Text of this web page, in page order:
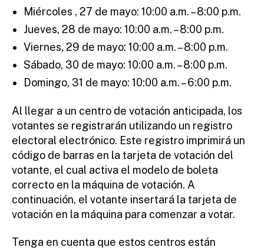
Miércoles , 27 de mayo: 10:00 a.m. – 8:00 p.m.
Jueves, 28 de mayo: 10:00 a.m. – 8:00 p.m.
Viernes, 29 de mayo: 10:00 a.m. – 8:00 p.m.
Sábado, 30 de mayo: 10:00 a.m. – 8:00 p.m.
Domingo, 31 de mayo: 10:00 a.m. – 6:00 p.m.
Al llegar a un centro de votación anticipada, los
votantes se registrarán utilizando un registro
electoral electrónico. Este registro imprimirá un
código de barras en la tarjeta de votación del
votante, el cual activa el modelo de boleta
correcto en la máquina de votación. A
continuación, el votante insertará la tarjeta de
votación en la máquina para comenzar a votar.
Tenga en cuenta que estos centros están